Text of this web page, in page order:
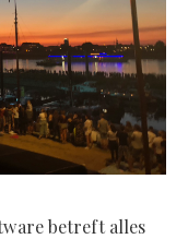
betreft alles